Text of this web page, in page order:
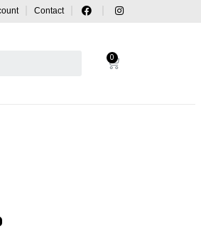
Contact
0